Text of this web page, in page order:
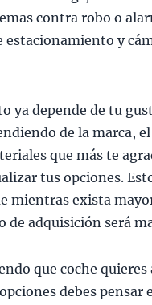
contra robo o
estacionamiento y
ya depende de tu
de la marca,
que más te
tus opciones.
mientras exista
de adquisición será
que coche
debes pensar